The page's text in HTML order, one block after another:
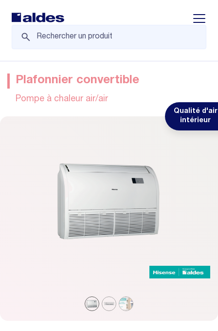
Qualité d'air
intérieur
Plafonnier convertible
Pompe à chaleur air/air